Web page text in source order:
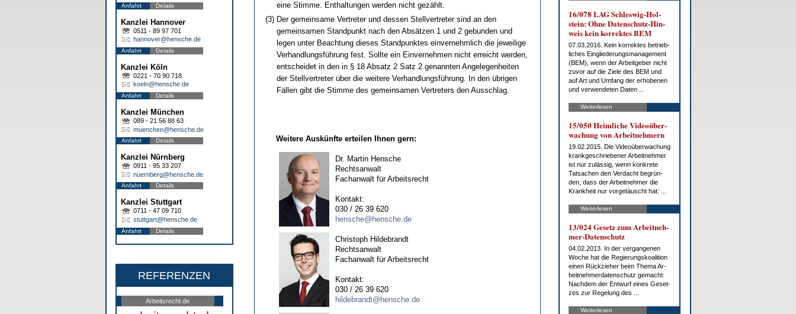
Anfahrt Details
Kanzlei Hannover
0511 - 89 97 701
hannover@hensche.de
Anfahrt Details
Kanzlei Köln
0221 - 70 90 718
koeln@hensche.de
Anfahrt Details
Kanzlei München
089 - 21 56 88 63
muenchen@hensche.de
Anfahrt Details
Kanzlei Nürnberg
0911 - 95 33 207
nuernberg@hensche.de
Anfahrt Details
Kanzlei Stuttgart
0711 - 47 09 710
stuttgart@hensche.de
Anfahrt Details
REFERENZEN
Arbeitsrecht.de
eine Stimme. Enthaltungen werden nicht gezählt.
(3) Der gemeinsame Vertreter und dessen Stellvertreter sind an den
gemeinsamen Standpunkt nach den Absätzen 1 und 2 gebunden und
legen unter Beachtung dieses Standpunktes einvernehmlich die jeweilige
Verhandlungsführung fest. Sollte ein Einvernehmen nicht erreicht werden,
entscheidet in den in § 18 Absatz 2 Satz 2 genannten Angelegenheiten
der Stellvertreter über die weitere Verhandlungsführung. In den übrigen
Fällen gibt die Stimme des gemeinsamen Vertreters den Ausschlag.
Weitere Auskünfte erteilen Ihnen gern:
Dr. Martin Hensche
Rechtsanwalt
Fachanwalt für Arbeitsrecht
Kontakt:
030 / 26 39 620
hensche@hensche.de
Christoph Hildebrandt
Rechtsanwalt
Fachanwalt für Arbeitsrecht
Kontakt:
030 / 26 39 620
hildebrandt@hensche.de
16/078 LAG Schles­wig-Hol­
stein: Oh­ne Da­ten­schutz-Hin­
weis kein kor­rek­tes BEM
07.03.2016. Kein kor­rek­tes be­trieb­
li­ches Ein­glie­de­rungs­ma­nage­ment
(BEM), wenn der Ar­beit­ge­ber nicht
zu­vor auf die Zie­le des BEM und
auf Art und Um­fang der er­ho­be­nen
und ver­wen­de­ten Da­ten ...
Weiterlesen
15/050 Heim­li­che Vi­deo­über­
wa­chung von Ar­beit­neh­mern
19.02.2015. Die Vi­deo­über­wa­chung
krank­ge­schrie­be­ner Ar­beit­neh­mer
ist nur zu­läs­sig, wenn kon­kre­te
Tat­sa­chen den Ver­dacht be­grün­
den, dass der Ar­beit­neh­mer die
Krank­heit nur vor­ge­täuscht hat: ...
Weiterlesen
13/024 Ge­setz zum Ar­beit­neh­
mer-Da­ten­schutz
04.02.2013. In der ver­gan­ge­nen
Wo­che hat die Re­gie­rungs­ko­ali­ti­on
ei­nen Rück­zie­her beim The­ma Ar­
beit­neh­mer­da­ten­schutz ge­macht:
Nach­dem der Ent­wurf ei­nes Ge­set­
zes zur Re­ge­lung des ...
Weiterlesen